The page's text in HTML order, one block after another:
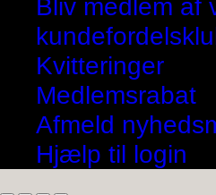
Bliv medlem af
Kvitteringer
Medlemsrabat
Afmeld
Hjælp til login